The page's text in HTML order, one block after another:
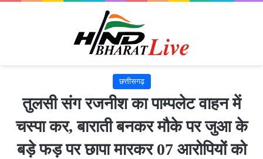
छत्तीसगढ़
तुलसी संग रजनीश का पाम्पलेट वाहन में
चस्पा कर, बाराती बनकर मौके पर जुआ के
बड़े फड़ पर छापा मारकर 07 आरोपियों को